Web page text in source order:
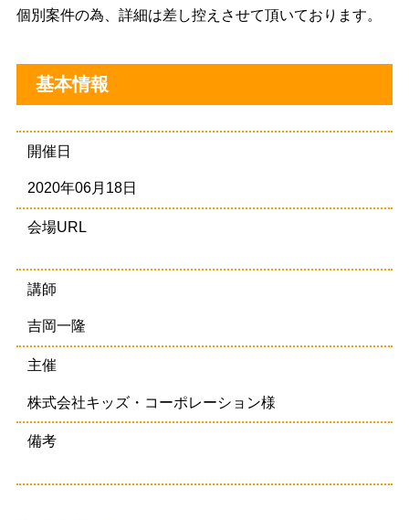
個別案件の為、詳細は差し控えさせて頂いております。
基本情報
開催日
2020年06月18日
会場URL
講師
吉岡一隆
主催
株式会社キッズ・コーポレーション様
備考